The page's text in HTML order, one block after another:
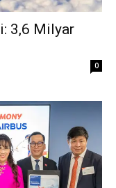
3,6 Milyar
0